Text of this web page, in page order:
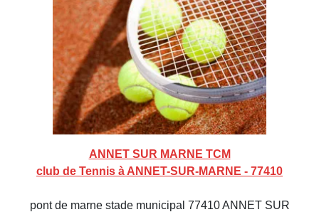
ANNET SUR MARNE TCM
club de Tennis à ANNET-SUR-MARNE - 77410
pont de marne stade municipal 77410 ANNET SUR